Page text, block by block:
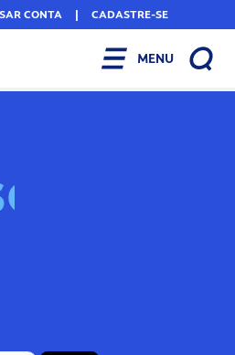
CONTA | CADASTRE-SE
MENU